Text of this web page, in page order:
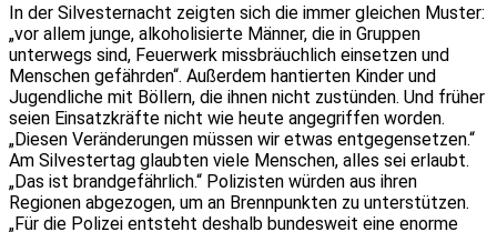
In der Silvesternacht zeigten sich die immer gleichen Muster:
„vor allem junge, alkoholisierte Männer, die in Gruppen
unterwegs sind, Feuerwerk missbräuchlich einsetzen und
Menschen gefährden“. Außerdem hantierten Kinder und
Jugendliche mit Böllern, die ihnen nicht zustünden. Und früher
seien Einsatzkräfte nicht wie heute angegriffen worden.
„Diesen Veränderungen müssen wir etwas entgegensetzen.“
Am Silvestertag glaubten viele Menschen, alles sei erlaubt.
„Das ist brandgefährlich.“ Polizisten würden aus ihren
Regionen abgezogen, um an Brennpunkten zu unterstützen.
„Für die Polizei entsteht deshalb bundesweit eine enorme